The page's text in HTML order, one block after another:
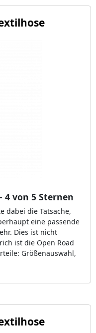
4 von 5 Sternen
dabei die Tatsache,
eine passende
Dies ist nicht
ist die Open Road
Größenauswahl,